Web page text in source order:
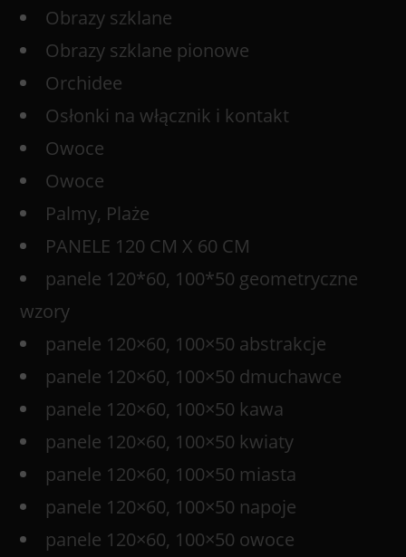
Obrazy szklane
Obrazy szklane pionowe
Orchidee
Osłonki na włącznik i kontakt
Owoce
Owoce
Palmy, Plaże
PANELE 120 CM X 60 CM
panele 120*60, 100*50 geometryczne
wzory
panele 120×60, 100×50 abstrakcje
panele 120×60, 100×50 dmuchawce
panele 120×60, 100×50 kawa
panele 120×60, 100×50 kwiaty
panele 120×60, 100×50 miasta
panele 120×60, 100×50 napoje
panele 120×60, 100×50 owoce